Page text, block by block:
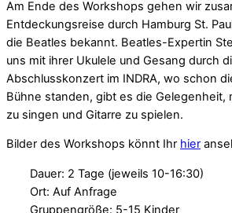
Am Ende des Workshops gehen wir
Entdeckungsreise durch Hamburg St.
die Beatles bekannt. Beatles-Expertin
uns mit ihrer Ukulele und Gesang durch
Abschlusskonzert im INDRA, wo schon
Bühne standen, gibt es die Gelegenheit,
zu singen und Gitarre zu spielen.
Bilder des Workshops könnt Ihr hier
Dauer: 2 Tage (jeweils 10-16:30)
Ort: Auf Anfrage
Gruppengröße: 5-15 Kinder